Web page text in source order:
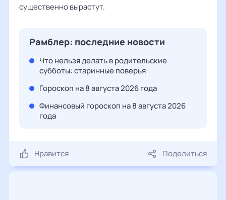
существенно вырастут.
Рамблер: последние новости
Что нельзя делать в родительские
субботы: старинные поверья
Гороскоп на 8 августа 2026 года
Финансовый гороскоп на 8 августа 2026
года
Нравится Поделиться